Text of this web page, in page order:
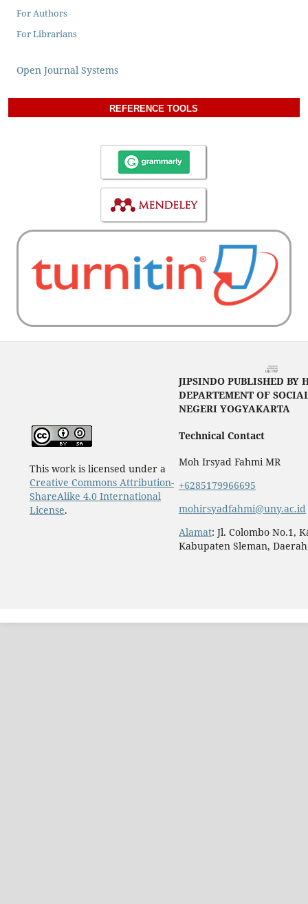
For Authors
For Librarians
Open Journal Systems
REFERENCE TOOLS
This work is licensed under a
Creative Commons Attribution-
ShareAlike 4.0 International
License.
JIPSINDO PUBLISHED BY
DEPARTEMENT OF
NEGERI YOGYAKARTA
Technical Contact
Moh Irsyad Fahmi MR
+6285179966695
mohirsyadfahmi@uny.ac.id
Alamat: Jl. Colombo No.1,
Kabupaten Sleman,